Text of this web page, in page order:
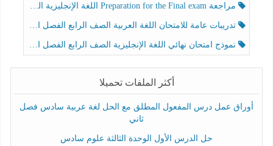
مراجعة Preparation for the Final exam اللغة الإنجليزية الصف الرابع الفصل الثالث
تدريبات عامة للامتحان اللغة العربية الصف الرابع الفصل الثالث
نموذج امتحان نهائي اللغة الإنجليزية الصف الرابع الفصل الثالث
أكثر الملفات تحميلا
أوراق عمل درس المفعول المطلق مع الحل لغة عربية سادس فصل
ثاني
حل الدرس الأول الوحدة الثالثة علوم سادس